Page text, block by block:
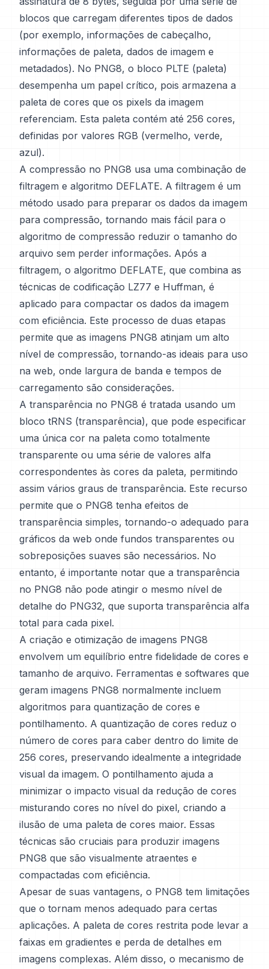
blocos que carregam diferentes tipos de dados
(por exemplo, informações de cabeçalho,
informações de paleta, dados de imagem e
metadados). No PNG8, o bloco PLTE (paleta)
desempenha um papel crítico, pois armazena a
paleta de cores que os pixels da imagem
referenciam. Esta paleta contém até 256 cores,
definidas por valores RGB (vermelho, verde,
azul).
A compressão no PNG8 usa uma combinação de
filtragem e algoritmo DEFLATE. A filtragem é um
método usado para preparar os dados da imagem
para compressão, tornando mais fácil para o
algoritmo de compressão reduzir o tamanho do
arquivo sem perder informações. Após a
filtragem, o algoritmo DEFLATE, que combina as
técnicas de codificação LZ77 e Huffman, é
aplicado para compactar os dados da imagem
com eficiência. Este processo de duas etapas
permite que as imagens PNG8 atinjam um alto
nível de compressão, tornando-as ideais para uso
na web, onde largura de banda e tempos de
carregamento são considerações.
A transparência no PNG8 é tratada usando um
bloco tRNS (transparência), que pode especificar
uma única cor na paleta como totalmente
transparente ou uma série de valores alfa
correspondentes às cores da paleta, permitindo
assim vários graus de transparência. Este recurso
permite que o PNG8 tenha efeitos de
transparência simples, tornando-o adequado para
gráficos da web onde fundos transparentes ou
sobreposições suaves são necessários. No
entanto, é importante notar que a transparência
no PNG8 não pode atingir o mesmo nível de
detalhe do PNG32, que suporta transparência alfa
total para cada pixel.
A criação e otimização de imagens PNG8
envolvem um equilíbrio entre fidelidade de cores e
tamanho de arquivo. Ferramentas e softwares que
geram imagens PNG8 normalmente incluem
algoritmos para quantização de cores e
pontilhamento. A quantização de cores reduz o
número de cores para caber dentro do limite de
256 cores, preservando idealmente a integridade
visual da imagem. O pontilhamento ajuda a
minimizar o impacto visual da redução de cores
misturando cores no nível do pixel, criando a
ilusão de uma paleta de cores maior. Essas
técnicas são cruciais para produzir imagens
PNG8 que são visualmente atraentes e
compactadas com eficiência.
Apesar de suas vantagens, o PNG8 tem limitações
que o tornam menos adequado para certas
aplicações. A paleta de cores restrita pode levar a
faixas em gradientes e perda de detalhes em
imagens complexas. Além disso, o mecanismo de